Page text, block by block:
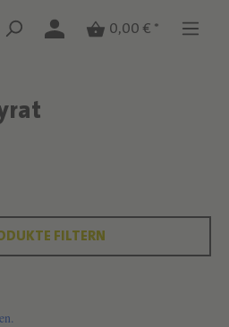
0,00 € *
FILTERN